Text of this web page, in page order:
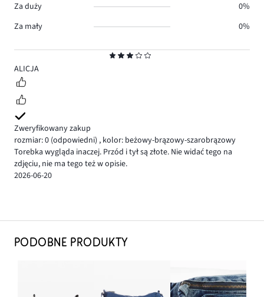
3
ALICJA
Zweryfikowany zakup
rozmiar: 0 (odpowiedni) , kolor: beżowy-brązowy-szarobrązowy
Torebka wygląda inaczej. Przód i tył są złote. Nie widać tego na
zdjęciu, nie ma tego też w opisie.
2026-06-20
Za duży
0%
Za mały
0%
PODOBNE PRODUKTY